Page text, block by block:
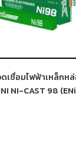
เชื่อมไฟฟ้าเหล็กห
NI-CAST 98